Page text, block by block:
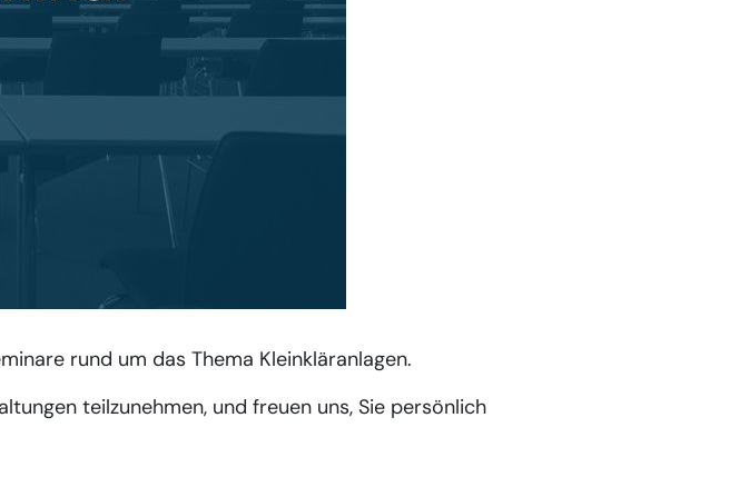
rund um das Thema Kleinkläranlagen.
teilzunehmen, und freuen uns, Sie persönlich